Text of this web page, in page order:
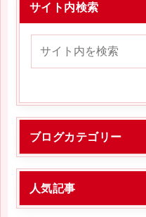
サイト内検索
ブログカテゴリー
人気記事